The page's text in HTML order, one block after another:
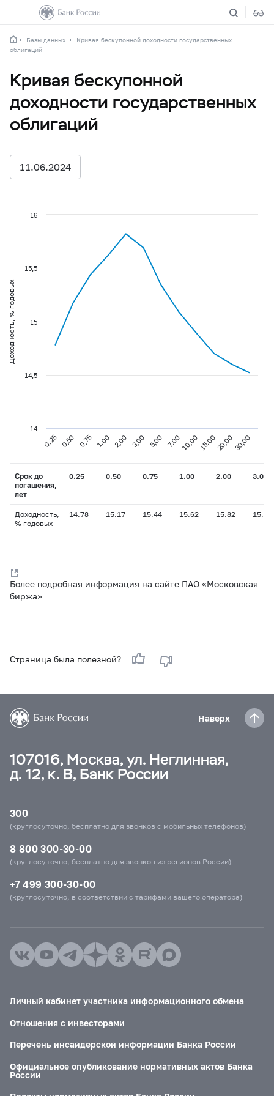
Базы данных
Кривая бескупонной доходности государственных
облигаций
Кривая бескупонной
доходности государственных
облигаций
11.06.2024
Доходность, % годовых
0,25 0,50 0,75 1,00 2,00 3,00 5,00 7,0010,0015,0020,0030,00
14
14,5
15
15,5
16
Срок до
погашения,
лет
0.25 0.50 0.75 1.00 2.00 3.00
Доходность,
% годовых
14.78 15.17 15.44 15.62 15.82 15.69
Более подробная информация на сайте ПАО «Московская
биржа»
Страница была полезной?
Наверх
107016, Москва, ул. Неглинная,
д. 12, к. В, Банк России
300
(круглосуточно, бесплатно для звонков с мобильных телефонов)
8 800 300-30-00
(круглосуточно, бесплатно для звонков из регионов России)
+7 499 300-30-00
(круглосуточно, в соответствии с тарифами вашего оператора)
Личный кабинет участника информационного обмена
Отношения с инвесторами
Перечень инсайдерской информации Банка России
Официальное опубликование нормативных актов Банка
России